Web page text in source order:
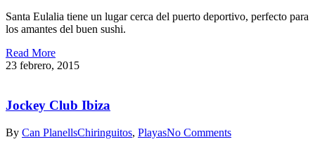
Santa Eulalia tiene un lugar cerca del puerto deportivo, perfecto para
los amantes del buen sushi.
Read More
23 febrero, 2015
Jockey Club Ibiza
By Can PlanellsChiringuitos, PlayasNo Comments